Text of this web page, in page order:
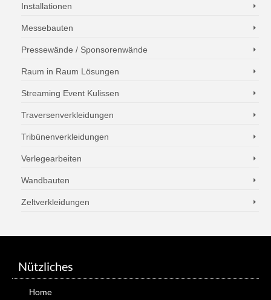
Installationen
Messebauten
Pressewände / Sponsorenwände
Raum in Raum Lösungen
Streaming Event Kulissen
Traversenverkleidungen
Tribünenverkleidungen
Verlegearbeiten
Wandbauten
Zeltverkleidungen
Nützliches
Home